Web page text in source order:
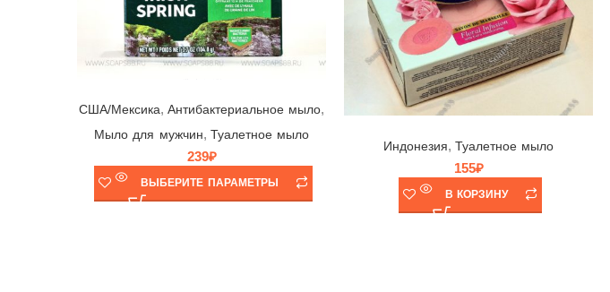
США/Мексика, Антибактериальное мыло,
Мыло для мужчин, Туалетное мыло
239₽
ВЫБЕРИТЕ ПАРАМЕТРЫ
Индонезия, Туалетное мыло
155₽
В КОРЗИНУ